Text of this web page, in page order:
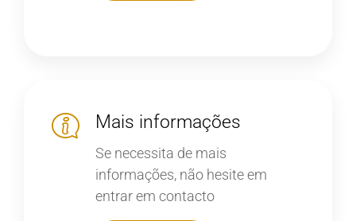
Mais informações
Se necessita de mais
informações, não hesite em
entrar em contacto